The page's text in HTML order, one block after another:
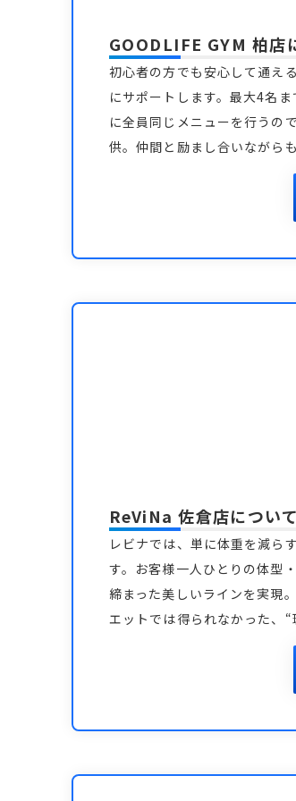
GOODLIFE GYM 柏店
初心者の方でも安心して通え
にサポートします。最大4名
に全員同じメニューを行うの
供。仲間と励まし合いながら
ReViNa 佐倉店について
レビナでは、単に体重を減ら
す。お客様一人ひとりの体型
締まった美しいラインを実現
エットでは得られなかった、